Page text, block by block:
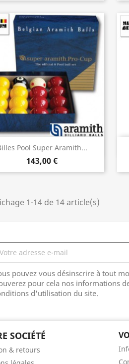
Pool Super Aramith...
143,00 €
Aperçu rapide
1-14 de 14 article(s)
pouvez vous désinscrire à tout
pour cela nos informations
d'utilisation du site.
SOCIÉTÉ
& retours